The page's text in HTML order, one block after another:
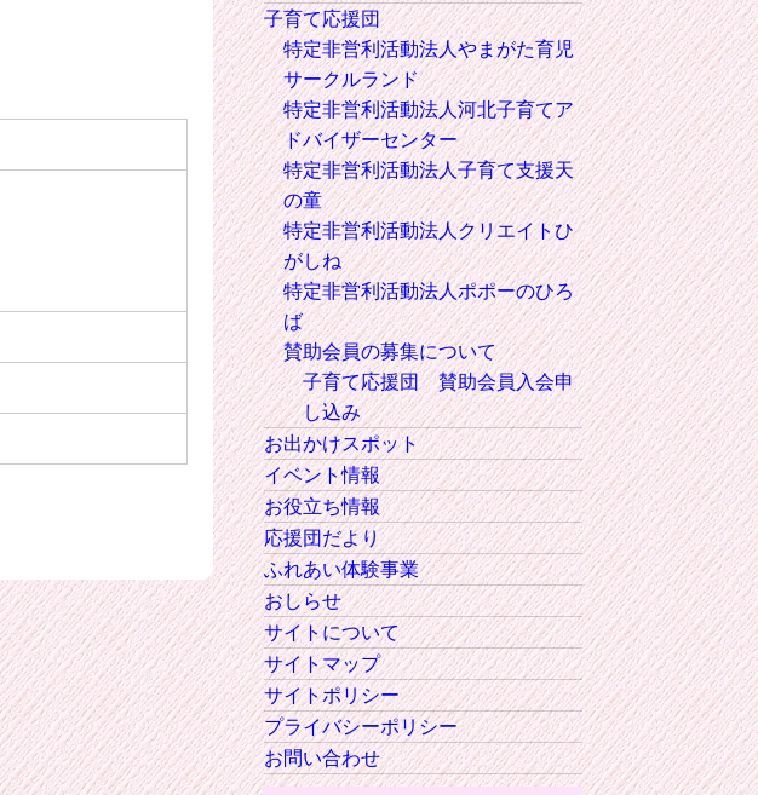
子育て応援団
特定非営利活動法人やまがた育児
サークルランド
特定非営利活動法人河北子育てア
ドバイザーセンター
特定非営利活動法人子育て支援天
の童
特定非営利活動法人クリエイトひ
がしね
特定非営利活動法人ポポーのひろ
ば
賛助会員の募集について
子育て応援団 賛助会員入会申
し込み
お出かけスポット
イベント情報
お役立ち情報
応援団だより
ふれあい体験事業
おしらせ
サイトについて
サイトマップ
サイトポリシー
プライバシーポリシー
お問い合わせ